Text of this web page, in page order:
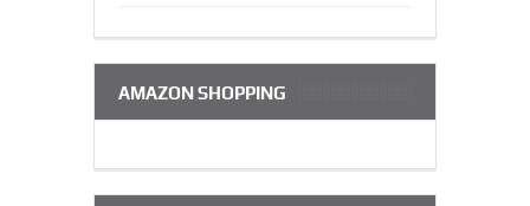
AMAZON SHOPPING